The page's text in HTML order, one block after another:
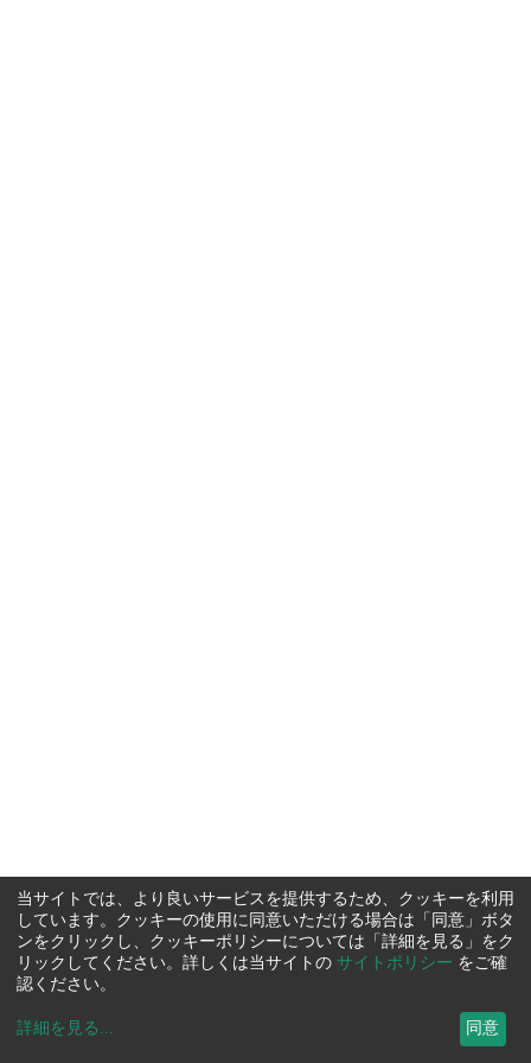
当サイトでは、より良いサービスを提供するため、クッキーを利用
しています。クッキーの使用に同意いただける場合は「同意」ボタ
ンをクリックし、クッキーポリシーについては「詳細を見る」をク
リックしてください。詳しくは当サイトの サイトポリシー をご確
認ください。
詳細を見る ... 同意